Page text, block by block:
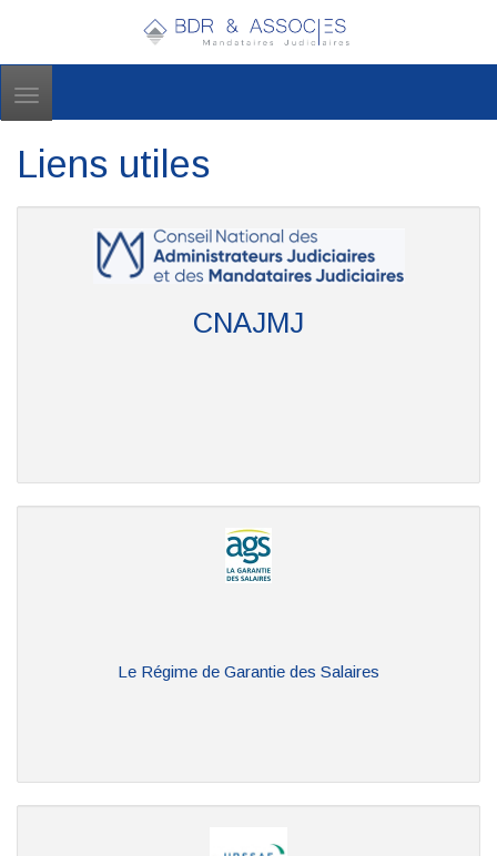
Toggle
Liens utiles
CNAJMJ
Le Régime de Garantie des Salaires